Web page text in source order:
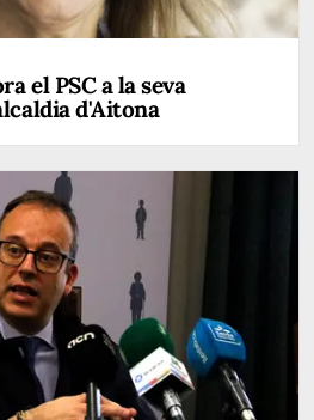
el PSC a la seva
d'Aitona